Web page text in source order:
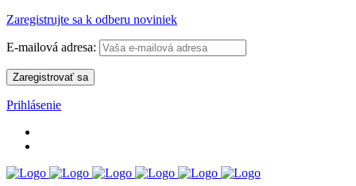
Zaregistrujte sa k odberu noviniek
E-mailová adresa:
Prihlásenie